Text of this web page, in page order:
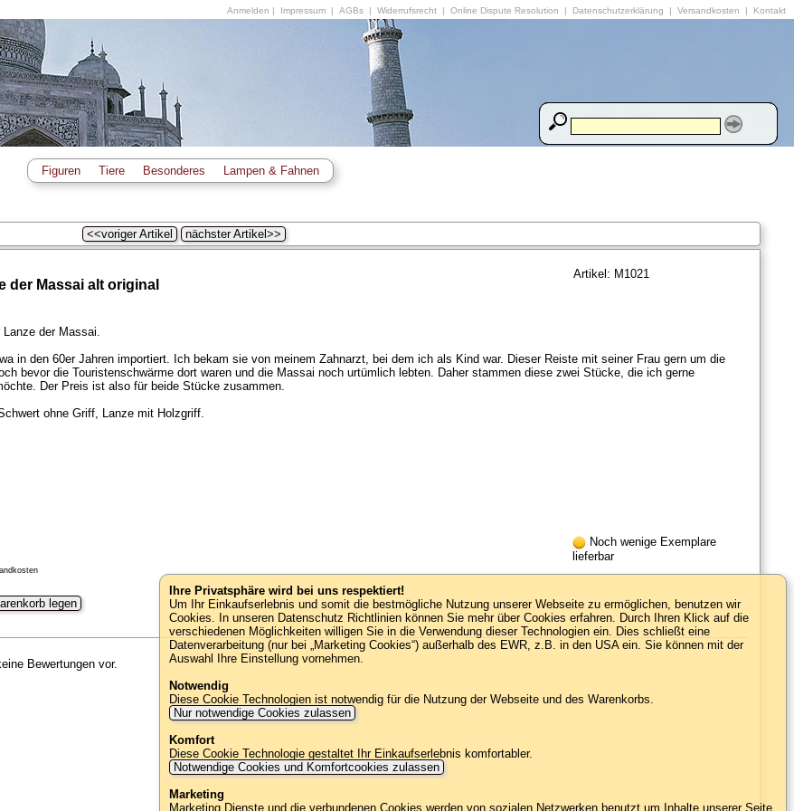
Ihre Privatsphäre wird bei uns respektiert!
Um Ihr Einkaufserlebnis und somit die bestmögliche Nutzung unserer Webseite zu ermöglichen, benutzen wir
Cookies. In unseren Datenschutz Richtlinien können Sie mehr über Cookies erfahren. Durch Ihren Klick auf die
verschiedenen Möglichkeiten willigen Sie in die Verwendung dieser Technologien ein. Dies schließt eine
Datenverarbeitung (nur bei „Marketing Cookies“) außerhalb des EWR, z.B. in den USA ein. Sie können mit der
Auswahl Ihre Einstellung vornehmen.
Notwendig
Diese Cookie Technologien ist notwendig für die Nutzung der Webseite und des Warenkorbs.
Nur notwendige Cookies zulassen
Komfort
Diese Cookie Technologie gestaltet Ihr Einkaufserlebnis komfortabler.
Notwendige Cookies und Komfortcookies zulassen
Marketing
Marketing Dienste und die verbundenen Cookies werden von sozialen Netzwerken benutzt um Inhalte unserer Seite
Anmelden | Impressum | AGBs | Widerrufsrecht | Online Dispute Resolution | Datenschutzerklärung | Versandkosten | Kontakt
Figuren Tiere Besonderes Lampen & Fahnen
<<voriger Artikel nächster Artikel>>
der Massai alt original
Artikel: M1021
der Massai.
in den 60er Jahren importiert. Ich bekam sie von meinem Zahnarzt, bei dem ich als Kind war. Dieser Reiste mit seiner Frau gern um die
bevor die Touristenschwärme dort waren und die Massai noch urtümlich lebten. Daher stammen diese zwei Stücke, die ich gerne
Der Preis ist also für beide Stücke zusammen.
ohne Griff, Lanze mit Holzgriff.
Noch wenige Exemplare
lieferbar
legen
Bewertungen vor.